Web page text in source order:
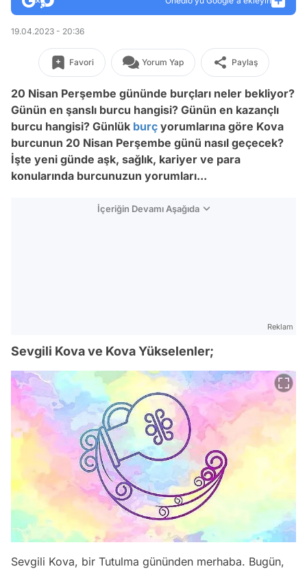
19.04.2023 - 20:36
Favori Yorum Yap Paylaş
20 Nisan Perşembe gününde burçları neler bekliyor?
Günün en şanslı burcu hangisi? Günün en kazançlı
burcu hangisi? Günlük burç yorumlarına göre Kova
burcunun 20 Nisan Perşembe günü nasıl geçecek?
İşte yeni günde aşk, sağlık, kariyer ve para
konularında burcunuzun yorumları...
İçeriğin Devamı Aşağıda
Reklam
Sevgili Kova ve Kova Yükselenler;
Sevgili Kova, bir Tutulma gününden merhaba. Bugün,